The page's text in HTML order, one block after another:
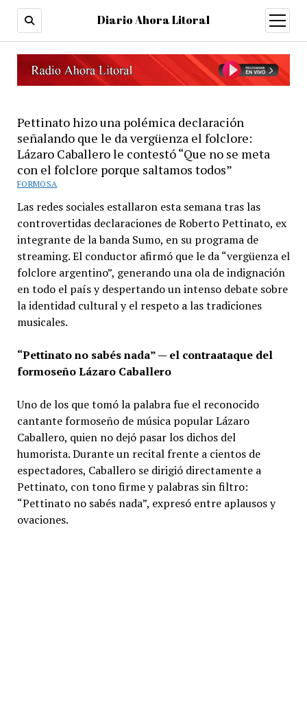
Diario Ahora Litoral
open
menu
Pettinato hizo una polémica declaración
señalando que le da vergüenza el folclore:
Lázaro Caballero le contestó “Que no se meta
con el folclore porque saltamos todos”
FORMOSA
Las redes sociales estallaron esta semana tras las
controvertidas declaraciones de Roberto Pettinato, ex
integrante de la banda Sumo, en su programa de
streaming. El conductor afirmó que le da “vergüenza el
folclore argentino”, generando una ola de indignación
en todo el país y despertando un intenso debate sobre
la identidad cultural y el respeto a las tradiciones
musicales.
“Pettinato no sabés nada” — el contraataque del
formoseño Lázaro Caballero
Uno de los que tomó la palabra fue el reconocido
cantante formoseño de música popular Lázaro
Caballero, quien no dejó pasar los dichos del
humorista. Durante un recital frente a cientos de
espectadores, Caballero se dirigió directamente a
Pettinato, con tono firme y palabras sin filtro:
“Pettinato no sabés nada”, expresó entre aplausos y
ovaciones.